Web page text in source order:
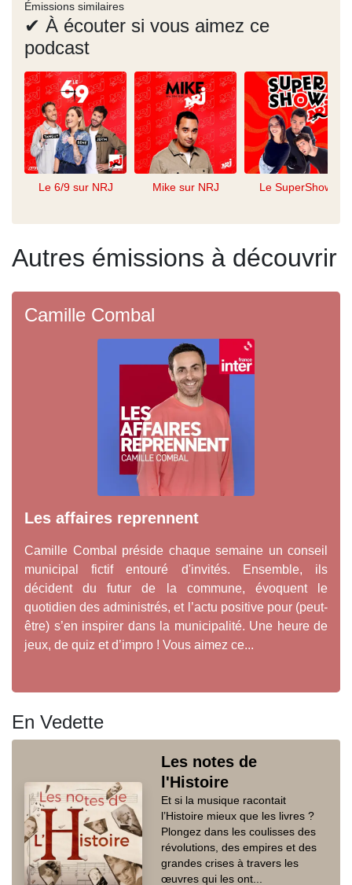
Émissions similaires
✔ À écouter si vous aimez ce
podcast
Le 6/9 sur NRJ Mike sur NRJ Le SuperShow
Autres émissions à découvrir
Camille Combal
Les affaires reprennent
Camille Combal préside chaque semaine un conseil
municipal fictif entouré d'invités. Ensemble, ils
décident du futur de la commune, évoquent le
quotidien des administrés, et l’actu positive pour (peut-
être) s’en inspirer dans la municipalité. Une heure de
jeux, de quiz et d’impro ! Vous aimez ce...
En Vedette
Les notes de
l'Histoire
Et si la musique racontait
l’Histoire mieux que les livres ?
Plongez dans les coulisses des
révolutions, des empires et des
grandes crises à travers les
œuvres qui les ont...